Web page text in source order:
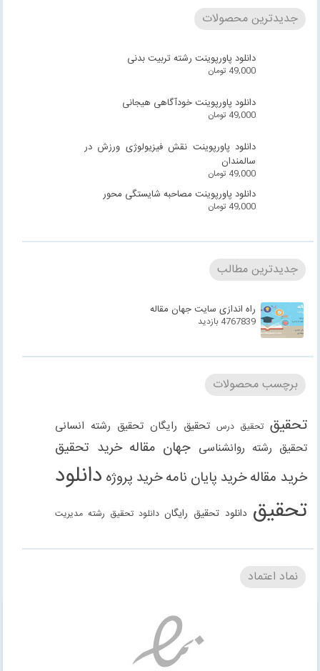
جدیدترین محصولات
دانلود پاورپوینت رشته تربیت بدنی
49,000 تومان
دانلود پاورپوینت خودآگاهی هیجانی
49,000 تومان
دانلود پاورپوینت نقش فیزیولوژی ورزش در
سالمندان
49,000 تومان
دانلود پاورپوینت مصاحبه شایستگی محور
49,000 تومان
جدیدترین مطالب
راه اندازی سایت جهان مقاله
4767839 بازدید
برچسب محصولات
تحقیق تحقیق درس تحقیق رایگان تحقیق رشته انسانی
تحقیق رشته روانشناسی جهان مقاله خرید تحقیق
خرید مقالهخرید پایان نامهخرید پروژه دانلود
تحقیق دانلود تحقیق رایگان دانلود تحقیق رشته مدیریت
دانلود مقاله دانلود مقاله رایگان دانلود مقاله رشته
انسانی دانلود مقاله رشته علوم انسانی
دانلود پاورپوینت دانلود پروژه
دانلود گزارش کارآموزی
رشته علوم اجتماعی رشته علوم انسانی
نماد اعتماد